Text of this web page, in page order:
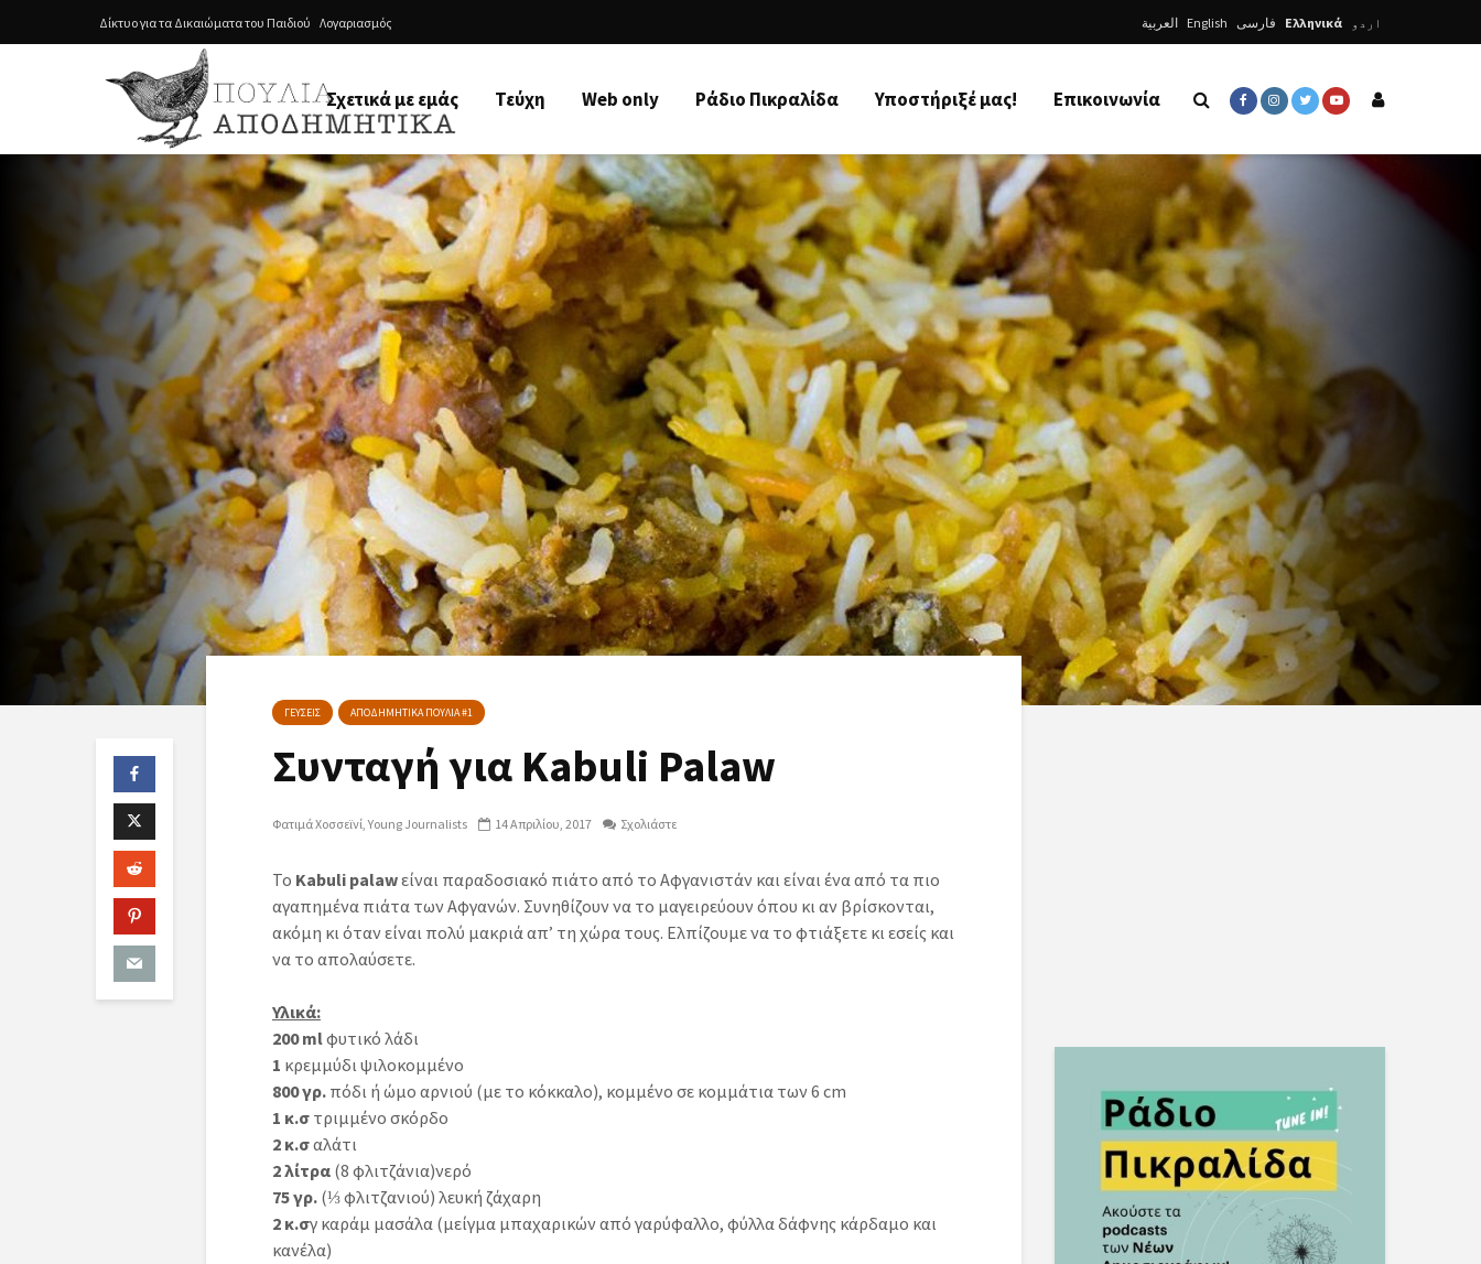
Δίκτυο για τα Δικαιώματα του Παιδιού Λογαριασμός العربية English فارسی Ελληνικά اردو
Σχετικά με εμάς Τεύχη Web only Ράδιo Πικραλίδα Υποστήριξέ μας! Επικοινωνία
ΓΕΥΣΕΙΣ ΑΠΟΔΗΜΗΤΙΚΑ ΠΟΥΛΙΑ #1
Συνταγή για Kabuli Palaw
Φατιμά Χοσσεϊνί Young Journalists 14 Απριλίου, 2017 Σχολιάστε
Το Kabuli palawείναι παραδοσιακό πιάτο από το Αφγανιστάν και είναι ένα από τα πιο
αγαπημένα πιάτα των Αφγανών. Συνηθίζουν να το μαγειρεύουν όπου κι αν βρίσκονται,
ακόμη κι όταν είναι πολύ μακριά απ’ τη χώρα τους. Ελπίζουμε να το φτιάξετε κι εσείς και
να το απολαύσετε.
Υλικά:
200 mlφυτικό λάδι
1 κρεμμύδι ψιλοκομμένο
800 γρ. πόδι ή ώμο αρνιού (με το κόκκαλο), κομμένο σε κομμάτια των 6 cm
1 κ.σ τριμμένο σκόρδο
2 κ.σαλάτι
2 λίτρα (8 φλιτζάνια)νερό
75 γρ. (⅓ φλιτζανιού) λευκή ζάχαρη
2 κ.σγ καράμ μασάλα (μείγμα μπαχαρικών από γαρύφαλλο, φύλλα δάφνης κάρδαμο και
κανέλα)